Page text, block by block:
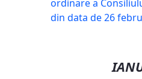
ordinare a
din data de 26